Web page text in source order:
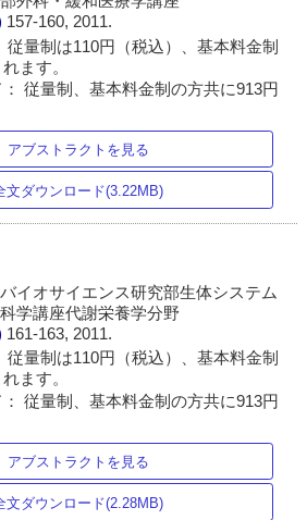
157-160, 2011.
従量制は110円（税込）、基本料金制
ます。
従量制、基本料金制の方共に913円
アブストラクトを見る
文ダウンロード(3.22MB)
イオサイエンス研究部生体システム
学講座代謝栄養学分野
161-163, 2011.
従量制は110円（税込）、基本料金制
ます。
従量制、基本料金制の方共に913円
アブストラクトを見る
文ダウンロード(2.28MB)